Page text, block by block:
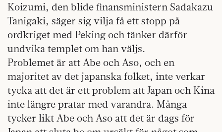
Koizumi, den blide finansministern Sadakazu
Tanigaki, säger sig vilja få ett stopp på
ordkriget med Peking och tänker därför
undvika templet om han väljs.
Problemet är att Abe och Aso, och en
majoritet av det japanska folket, inte verkar
tycka att det är ett problem att Japan och Kina
inte längre pratar med varandra. Många
tycker likt Abe och Aso att det är dags för